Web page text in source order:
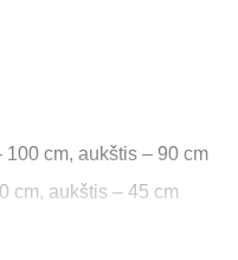
cm, aukštis – 90 cm
cm, aukštis – 45 cm
komplektas,